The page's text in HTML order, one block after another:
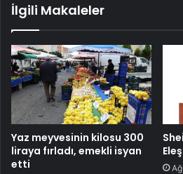
İlgili Makaleler
Yaz meyvesinin kilosu 300
liraya fırladı, emekli isyan
etti